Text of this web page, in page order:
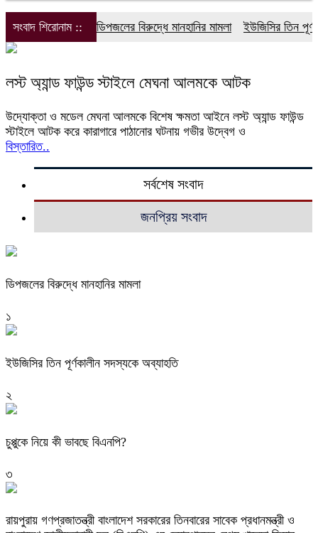
সংবাদ শিরোনাম :: ডিপজলের বিরুদ্ধে মানহানির মামলা ইউজিসির তিন
লস্ট অ্যান্ড ফাউন্ড স্টাইলে মেঘনা আলমকে আটক
উদ্যোক্তা ও মডেল মেঘনা আলমকে বিশেষ ক্ষমতা আইনে লস্ট অ্যান্ড ফাউন্ড
স্টাইলে আটক করে কারাগারে পাঠানোর ঘটনায় গভীর উদ্বেগ ও
বিস্তারিত..
সর্বশেষ সংবাদ
জনপ্রিয় সংবাদ
ডিপজলের বিরুদ্ধে মানহানির মামলা
১
ইউজিসির তিন পূর্ণকালীন সদস্যকে অব্যাহতি
২
চুপ্পুকে নিয়ে কী ভাবছে বিএনপি?
৩
রায়পুরায় গণপ্রজাতন্ত্রী বাংলাদেশ সরকারের তিনবারের সাবেক প্রধানমন্ত্রী ও